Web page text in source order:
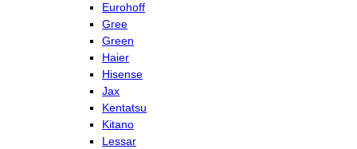
Eurohoff
Gree
Green
Haier
Hisense
Jax
Kentatsu
Kitano
Lessar